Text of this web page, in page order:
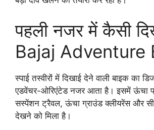
पहली नजर में कैसी
Bajaj Adventure
स्पाई तस्वीरों में दिखाई देने वाली बाइक का
एडवेंचर-ओरिएंटेड नजर आता है। इसमें ऊंचा
सस्पेंशन ट्रैवल, ऊंचा ग्राउंड क्लीयरेंस और
देखने को मिला है।